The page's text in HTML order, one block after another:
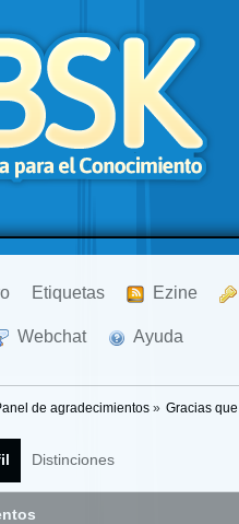
Etiquetas Ezine
Webchat Ayuda
de agradecimientos» Gracias
Distinciones